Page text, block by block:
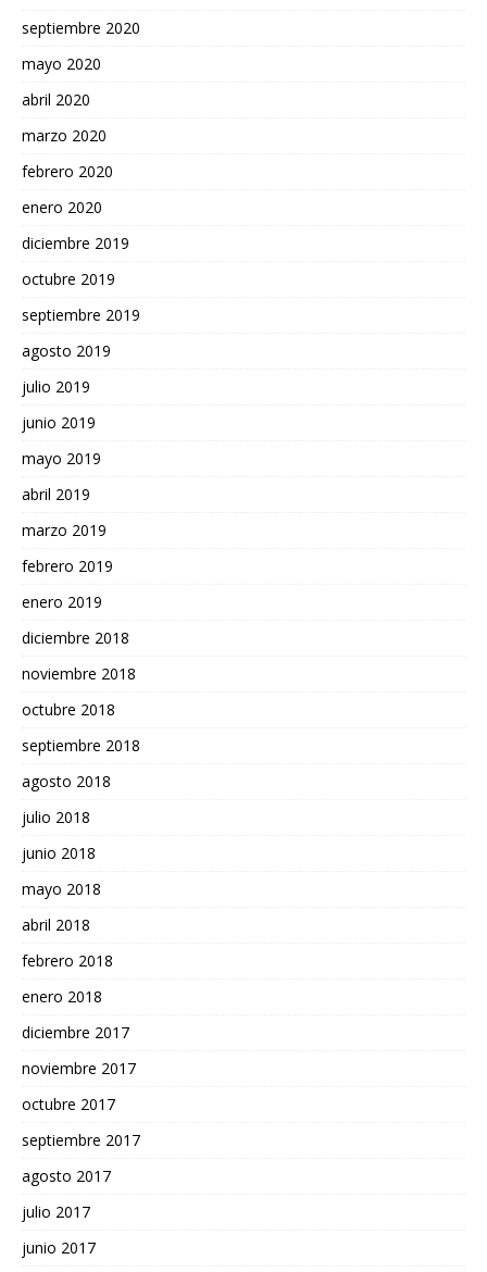
septiembre 2020
mayo 2020
abril 2020
marzo 2020
febrero 2020
enero 2020
diciembre 2019
octubre 2019
septiembre 2019
agosto 2019
julio 2019
junio 2019
mayo 2019
abril 2019
marzo 2019
febrero 2019
enero 2019
diciembre 2018
noviembre 2018
octubre 2018
septiembre 2018
agosto 2018
julio 2018
junio 2018
mayo 2018
abril 2018
febrero 2018
enero 2018
diciembre 2017
noviembre 2017
octubre 2017
septiembre 2017
agosto 2017
julio 2017
junio 2017